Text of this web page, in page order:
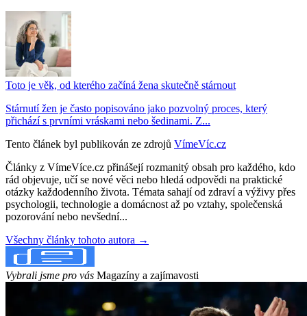
Toto je věk, od kterého začíná žena skutečně stárnout
Stárnutí žen je často popisováno jako pozvolný proces, který
přichází s prvními vráskami nebo šedinami. Z...
Tento článek byl publikován ze zdrojů VímeVíc.cz
Články z VímeVíce.cz přinášejí rozmanitý obsah pro každého, kdo
rád objevuje, učí se nové věci nebo hledá odpovědi na praktické
otázky každodenního života. Témata sahají od zdraví a výživy přes
psychologii, technologie a domácnost až po vztahy, společenská
pozorování nebo nevšední...
Všechny články tohoto autora →
Vybrali jsme pro vás Magazíny a zajímavosti